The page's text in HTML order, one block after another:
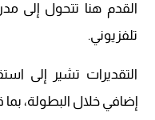
القدم هنا تتحول إلى
تلفزيوني.
التقديرات تشير إلى